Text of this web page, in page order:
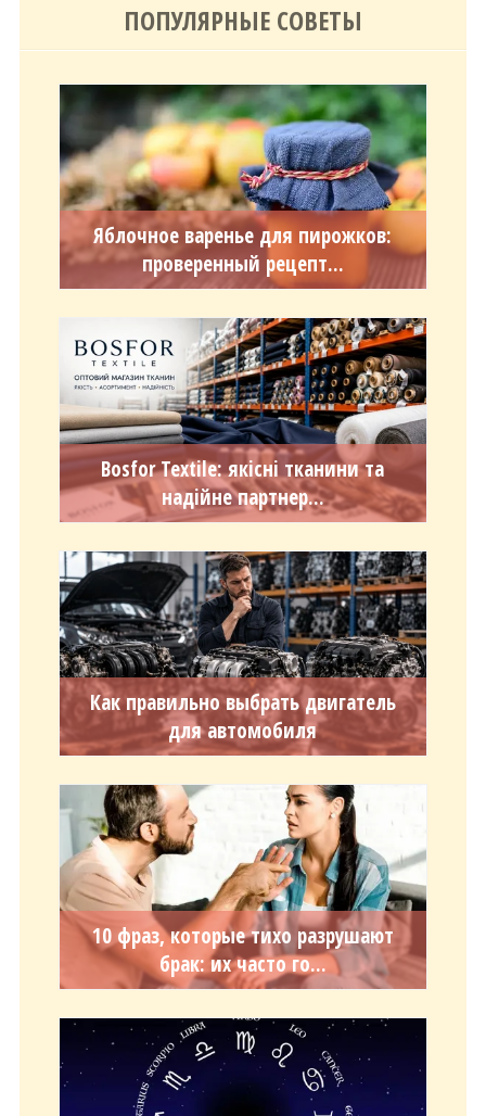
ПОПУЛЯРНЫЕ СОВЕТЫ
Яблочное варенье для пирожков:
проверенный рецепт...
Bosfor Textile: якісні тканини та
надійне партнер...
Как правильно выбрать двигатель
для автомобиля
10 фраз, которые тихо разрушают
брак: их часто го...